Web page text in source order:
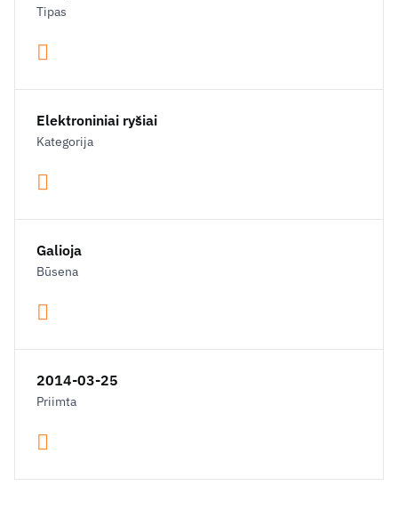
Tipas
Elektroniniai ryšiai
Kategorija
Galioja
Būsena
2014-03-25
Priimta